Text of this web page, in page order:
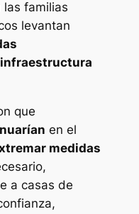
familias
levantan
que
en el
medidas
a casas de